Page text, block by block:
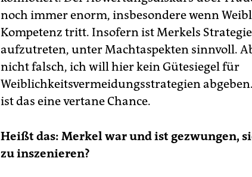
noch immer enorm, insbesondere wenn
Kompetenz tritt. Insofern ist Merkels
aufzutreten, unter Machtaspekten sinnvoll.
nicht falsch, ich will hier kein Gütesiegel für
Weiblichkeitsvermeidungsstrategien
ist das eine vertane Chance.
Heißt das: Merkel war und ist gezwungen,
zu inszenieren?